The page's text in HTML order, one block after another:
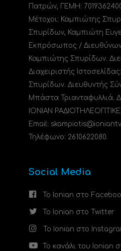
Πατρών, ΓΕΜΗ:
Μέτοχοι: Καμπιώτης
Σπυρίδων, Καμπιώτη
Εκπρόσωπος /
Καμπιώτης Σπυρίδων.
Διαχειριστής
Σπυρίδων. Διευθυντής
Μπάστα Τριανταφυλλιά.
ΙΟΝΙΑΝ
Email:
Τηλέφωνο: 2610622080.
Social Media
Το Ionian στο
Το Ionian στο Twitter
Το Ionian στο
Το κανάλι του Ionian